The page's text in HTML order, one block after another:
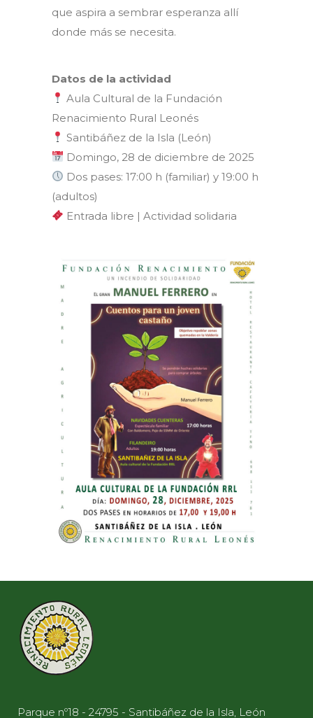
que aspira a sembrar esperanza allí
donde más se necesita.
Datos de la actividad
Aula Cultural de la Fundación
Renacimiento Rural Leonés
Santibáñez de la Isla (León)
Domingo, 28 de diciembre de 2025
Dos pases: 17:00 h (familiar) y 19:00 h
(adultos)
Entrada libre | Actividad solidaria
Parque nº18 - 24795 - Santibáñez de la Isla, León